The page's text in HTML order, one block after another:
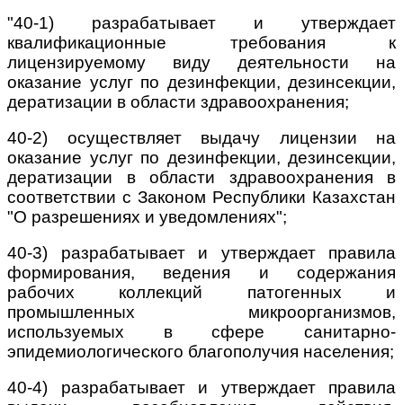
"40-1) разрабатывает и утверждает
квалификационные требования к
лицензируемому виду деятельности на
оказание услуг по дезинфекции, дезинсекции,
дератизации в области здравоохранения;
40-2) осуществляет выдачу лицензии на
оказание услуг по дезинфекции, дезинсекции,
дератизации в области здравоохранения в
соответствии с Законом Республики Казахстан
"О разрешениях и уведомлениях";
40-3) разрабатывает и утверждает правила
формирования, ведения и содержания
рабочих коллекций патогенных и
промышленных микроорганизмов,
используемых в сфере санитарно-
эпидемиологического благополучия населения;
40-4) разрабатывает и утверждает правила